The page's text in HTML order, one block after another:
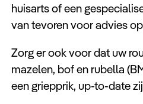
huisarts of een
van tevoren voor advies
Zorg er ook voor dat uw
mazelen, bof en rubella
een griepprik, up-to-date